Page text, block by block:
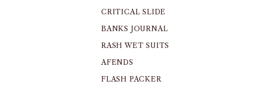
CRITICAL SLIDE
BANKS JOURNAL
RASH WET SUITS
AFENDS
FLASH PACKER